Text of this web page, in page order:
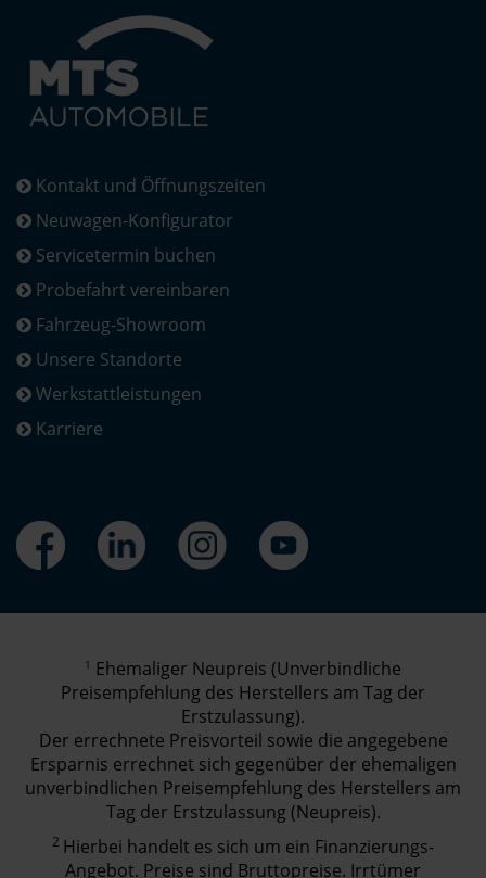
Kontakt und Öffnungszeiten
Neuwagen-Konfigurator
Servicetermin buchen
Probefahrt vereinbaren
Fahrzeug-Showroom
Unsere Standorte
Werkstattleistungen
Karriere
1 Ehemaliger Neupreis (Unverbindliche
Preisempfehlung des Herstellers am Tag der
Erstzulassung).
Der errechnete Preisvorteil sowie die angegebene
Ersparnis errechnet sich gegenüber der ehemaligen
unverbindlichen Preisempfehlung des Herstellers am
Tag der Erstzulassung (Neupreis).
2 Hierbei handelt es sich um ein Finanzierungs-
Angebot. Preise sind Bruttopreise. Irrtümer